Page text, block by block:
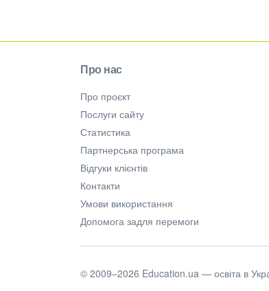
Про нас
Про проєкт
Послуги сайту
Статистика
Партнерська програма
Відгуки клієнтів
Контакти
Умови використання
Допомога задля перемоги
© 2009–2026 Education.ua — освіта в